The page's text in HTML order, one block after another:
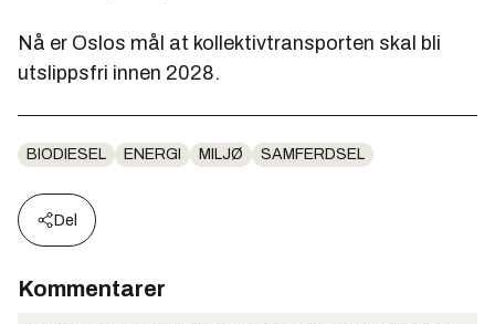
Nå er Oslos mål at kollektivtransporten skal bli
utslippsfri innen 2028.
BIODIESEL ENERGI MILJØ SAMFERDSEL
Del
Kommentarer